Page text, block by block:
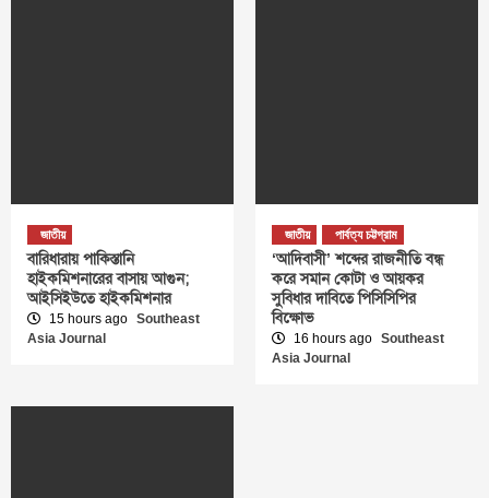
জাতীয়
বারিধারায় পাকিস্তানি
হাইকমিশনারের বাসায় আগুন;
আইসিইউতে হাইকমিশনার
15 hours ago Southeast
Asia Journal
জাতীয় পার্বত্য চট্টগ্রাম
‘আদিবাসী’ শব্দের রাজনীতি বন্ধ
করে সমান কোটা ও আয়কর
সুবিধার দাবিতে পিসিসিপির
বিক্ষোভ
16 hours ago Southeast
Asia Journal